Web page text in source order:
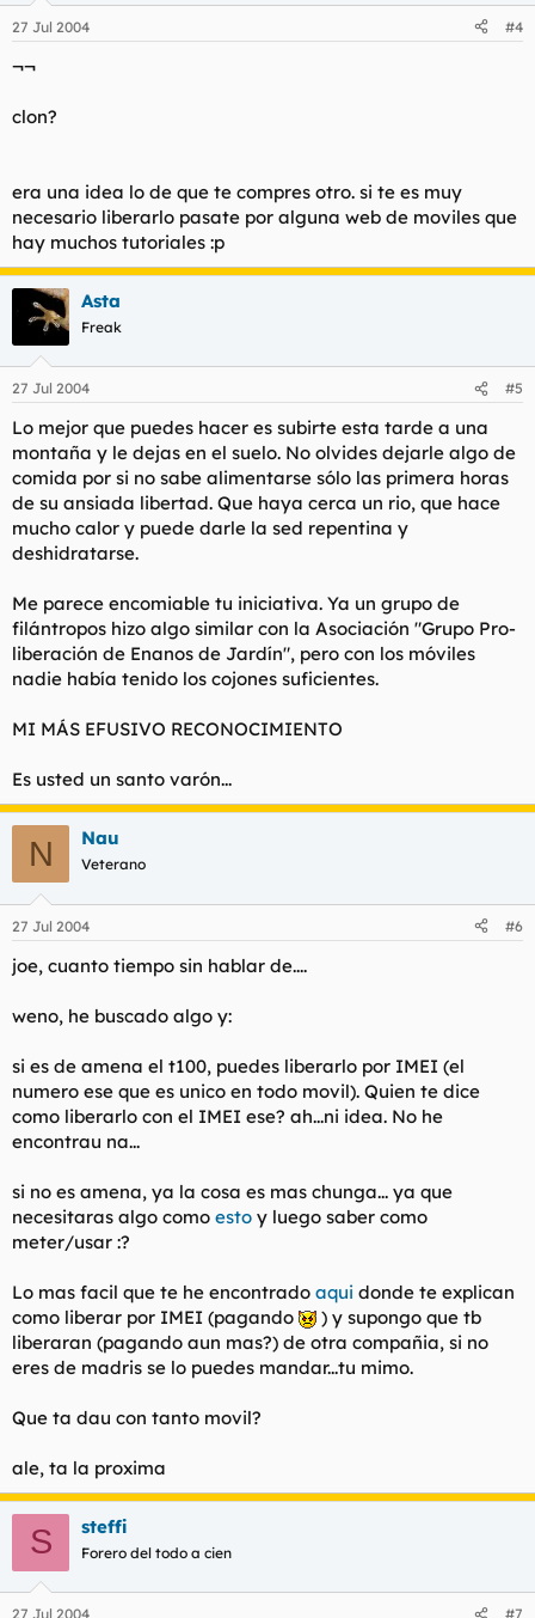
27 Jul 2004 #4
¬¬
clon?
era una idea lo de que te compres otro. si te es muy
necesario liberarlo pasate por alguna web de moviles que
hay muchos tutoriales :p
Asta
Freak
27 Jul 2004 #5
Lo mejor que puedes hacer es subirte esta tarde a una
montaña y le dejas en el suelo. No olvides dejarle algo de
comida por si no sabe alimentarse sólo las primera horas
de su ansiada libertad. Que haya cerca un rio, que hace
mucho calor y puede darle la sed repentina y
deshidratarse.
Me parece encomiable tu iniciativa. Ya un grupo de
filántropos hizo algo similar con la Asociación "Grupo Pro-
liberación de Enanos de Jardín", pero con los móviles
nadie había tenido los cojones suficientes.
MI MÁS EFUSIVO RECONOCIMIENTO
Es usted un santo varón...
N Nau
Veterano
27 Jul 2004 #6
joe, cuanto tiempo sin hablar de....
weno, he buscado algo y:
si es de amena el t100, puedes liberarlo por IMEI (el
numero ese que es unico en todo movil). Quien te dice
como liberarlo con el IMEI ese? ah...ni idea. No he
encontrau na...
si no es amena, ya la cosa es mas chunga... ya que
necesitaras algo como esto y luego saber como
meter/usar :?
Lo mas facil que te he encontrado aqui donde te explican
como liberar por IMEI (pagando
) y supongo que tb
liberaran (pagando aun mas?) de otra compañia, si no
eres de madris se lo puedes mandar...tu mimo.
Que ta dau con tanto movil?
ale, ta la proxima
S steffi
Forero del todo a cien
27 Jul 2004 #7